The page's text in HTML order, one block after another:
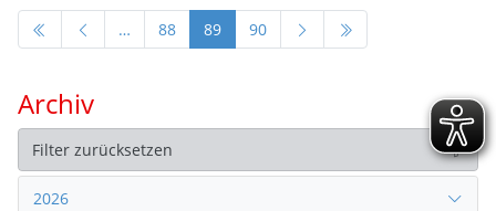
… 88 89 90
Archiv
Filter zurücksetzen
2026